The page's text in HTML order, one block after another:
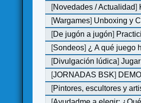
[Novedades / Actualidad]
[Wargames] Unboxing y
[De jugón a jugón]
[Sondeos] ¿ A qué juego
[Divulgación lúdica]
[JORNADAS BSK]
[Pintores, escultores y